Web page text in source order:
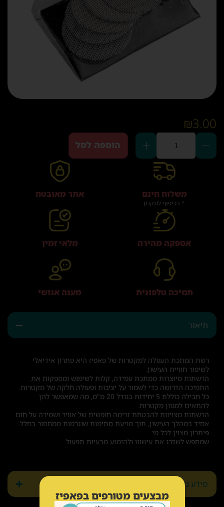
תיאור
רשת המתכת העגולה למקטרות של פאפיז היא פתרון אידיאלי
לשיפור חוויית העישון.
הרשתות מיוצרות ממתכת עמידה, קלות לשימוש ומספקות את
התמיכה הדרושה כדי לשמור על יציבות ופעולה חלקה של מקטרות.
כל חבילה כוללת 5 יחידות בגודל 20 מ"מ, מה שמאפשר להן
להתאים למגוון מקטרות.
הרשתות מצוינות להבטחת זרימה חופשית של אוויר ושמירה על חום
אחיד במהלך העישון, תוך מניעת סתימות שנגרמות ממחסור בחלל.
פיתרון מצוין לכל מי
שמחפש לשדרג את עישונו ולהימנע מבעיות תפעול.
מידע נוסף
₪3.00
הוספה לסל
משלוח חינם
* בכיפוף לתקנון
אתר מאובטח
אספקה מהירה מלאי זמין
תמיכה טלפונית מענה אנושי
מבצעים מטורפים בפאפיז